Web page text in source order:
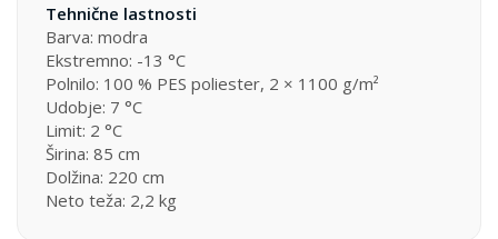
Tehnične lastnosti
Barva: modra
Ekstremno: -13 °C
Polnilo: 100 % PES poliester, 2 × 1100 g/m²
Udobje: 7 °C
Limit: 2 °C
Širina: 85 cm
Dolžina: 220 cm
Neto teža: 2,2 kg